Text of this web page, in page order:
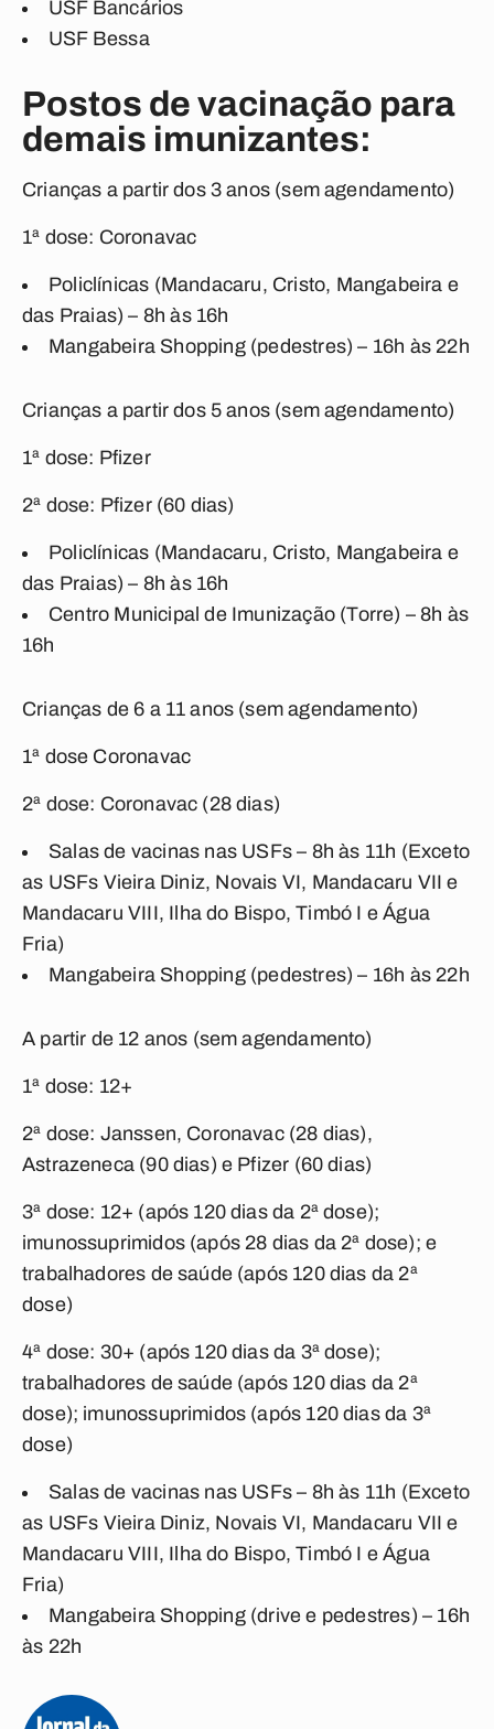
USF Bancários
USF Bessa
Postos de vacinação para
demais imunizantes:
Crianças a partir dos 3 anos (sem agendamento)
1ª dose: Coronavac
Policlínicas (Mandacaru, Cristo, Mangabeira e
das Praias) – 8h às 16h
Mangabeira Shopping (pedestres) – 16h às 22h
Crianças a partir dos 5 anos (sem agendamento)
1ª dose: Pfizer
2ª dose: Pfizer (60 dias)
Policlínicas (Mandacaru, Cristo, Mangabeira e
das Praias) – 8h às 16h
Centro Municipal de Imunização (Torre) – 8h às
16h
Crianças de 6 a 11 anos (sem agendamento)
1ª dose Coronavac
2ª dose: Coronavac (28 dias)
Salas de vacinas nas USFs – 8h às 11h (Exceto
as USFs Vieira Diniz, Novais VI, Mandacaru VII e
Mandacaru VIII, Ilha do Bispo, Timbó I e Água
Fria)
Mangabeira Shopping (pedestres) – 16h às 22h
A partir de 12 anos (sem agendamento)
1ª dose: 12+
2ª dose: Janssen, Coronavac (28 dias),
Astrazeneca (90 dias) e Pfizer (60 dias)
3ª dose: 12+ (após 120 dias da 2ª dose);
imunossuprimidos (após 28 dias da 2ª dose); e
trabalhadores de saúde (após 120 dias da 2ª
dose)
4ª dose: 30+ (após 120 dias da 3ª dose);
trabalhadores de saúde (após 120 dias da 2ª
dose); imunossuprimidos (após 120 dias da 3ª
dose)
Salas de vacinas nas USFs – 8h às 11h (Exceto
as USFs Vieira Diniz, Novais VI, Mandacaru VII e
Mandacaru VIII, Ilha do Bispo, Timbó I e Água
Fria)
Mangabeira Shopping (drive e pedestres) – 16h
às 22h